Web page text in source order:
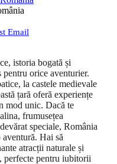
Email
istoria bogată și
orice aventurier.
la castele medievale
țară oferă experiențe
mod unic. Dacă te
frumusețea
speciale, România
Hai să
atracții naturale și
perfecte pentru iubitorii